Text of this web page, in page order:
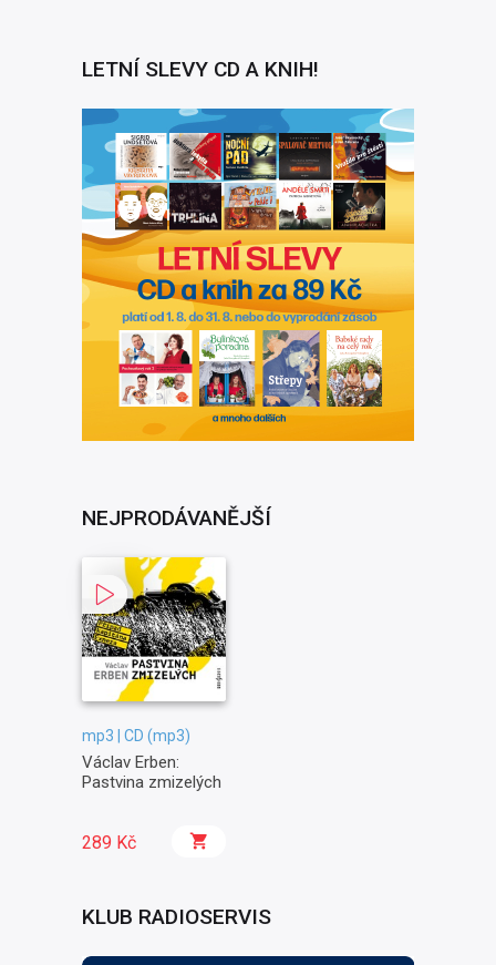
LETNÍ SLEVY CD A KNIH!
NEJPRODÁVANĚJŠÍ
mp3 | CD (mp3)
Václav Erben:
Pastvina zmizelých
289 Kč
KLUB RADIOSERVIS